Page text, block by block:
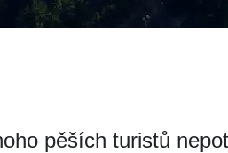
pěších turistů